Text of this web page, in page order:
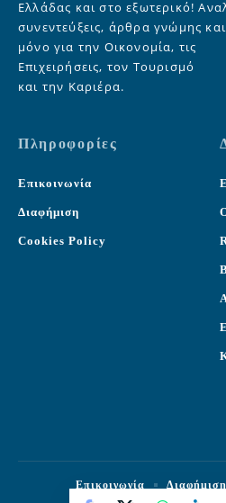
Ελλάδας και στο εξωτερικό!
συνεντεύξεις, άρθρα γνώμης
μόνο για την Οικονομία, τις
Επιχειρήσεις, τον Τουρισμό
και την Καριέρα.
Πληροφορίες
Επικοινωνία
Διαφήμιση
Cookies Policy
Επικοινωνία Διαφήμιση